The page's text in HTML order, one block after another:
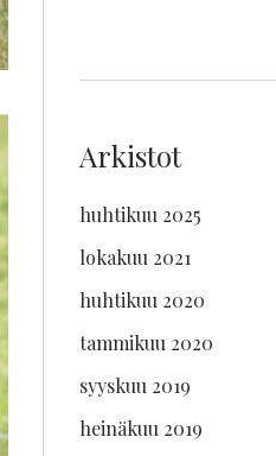
Arkistot
huhtikuu 2025
lokakuu 2021
huhtikuu 2020
tammikuu 2020
syyskuu 2019
heinäkuu 2019